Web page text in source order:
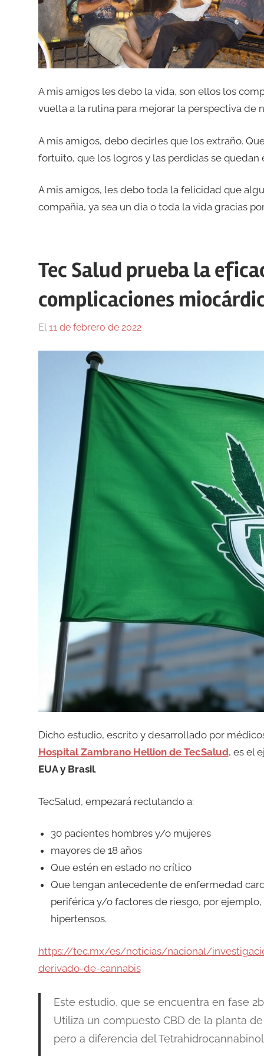
A mis amigos les debo la vida, son ellos los
vuelta a la rutina para mejorar la perspectiva de
A mis amigos, debo decirles que los extraño.
fortuito, que los logros y las perdidas se quedan
A mis amigos, les debo toda la felicidad que
compañia, ya sea un dia o toda la vida gracias
Tec Salud prueba la
complicaciones
El 11 de febrero de 2022Por
En
Dicho estudio, escrito y desarrollado por
Hospital Zambrano Hellion de TecSalud, es el
EUA y Brasil.
TecSalud, empezará reclutando a:
30 pacientes hombres y/o mujeres
mayores de 18 años
Que estén en estado no crítico
Que tengan antecedente de enfermedad
periférica y/o factores de riesgo, por
hipertensos.
https://tec.mx/es/noticias/nacional/
derivado-de-cannabis
Este estudio, que se encuentra en fase
Utiliza un compuesto CBD de la planta
pero a diferencia del